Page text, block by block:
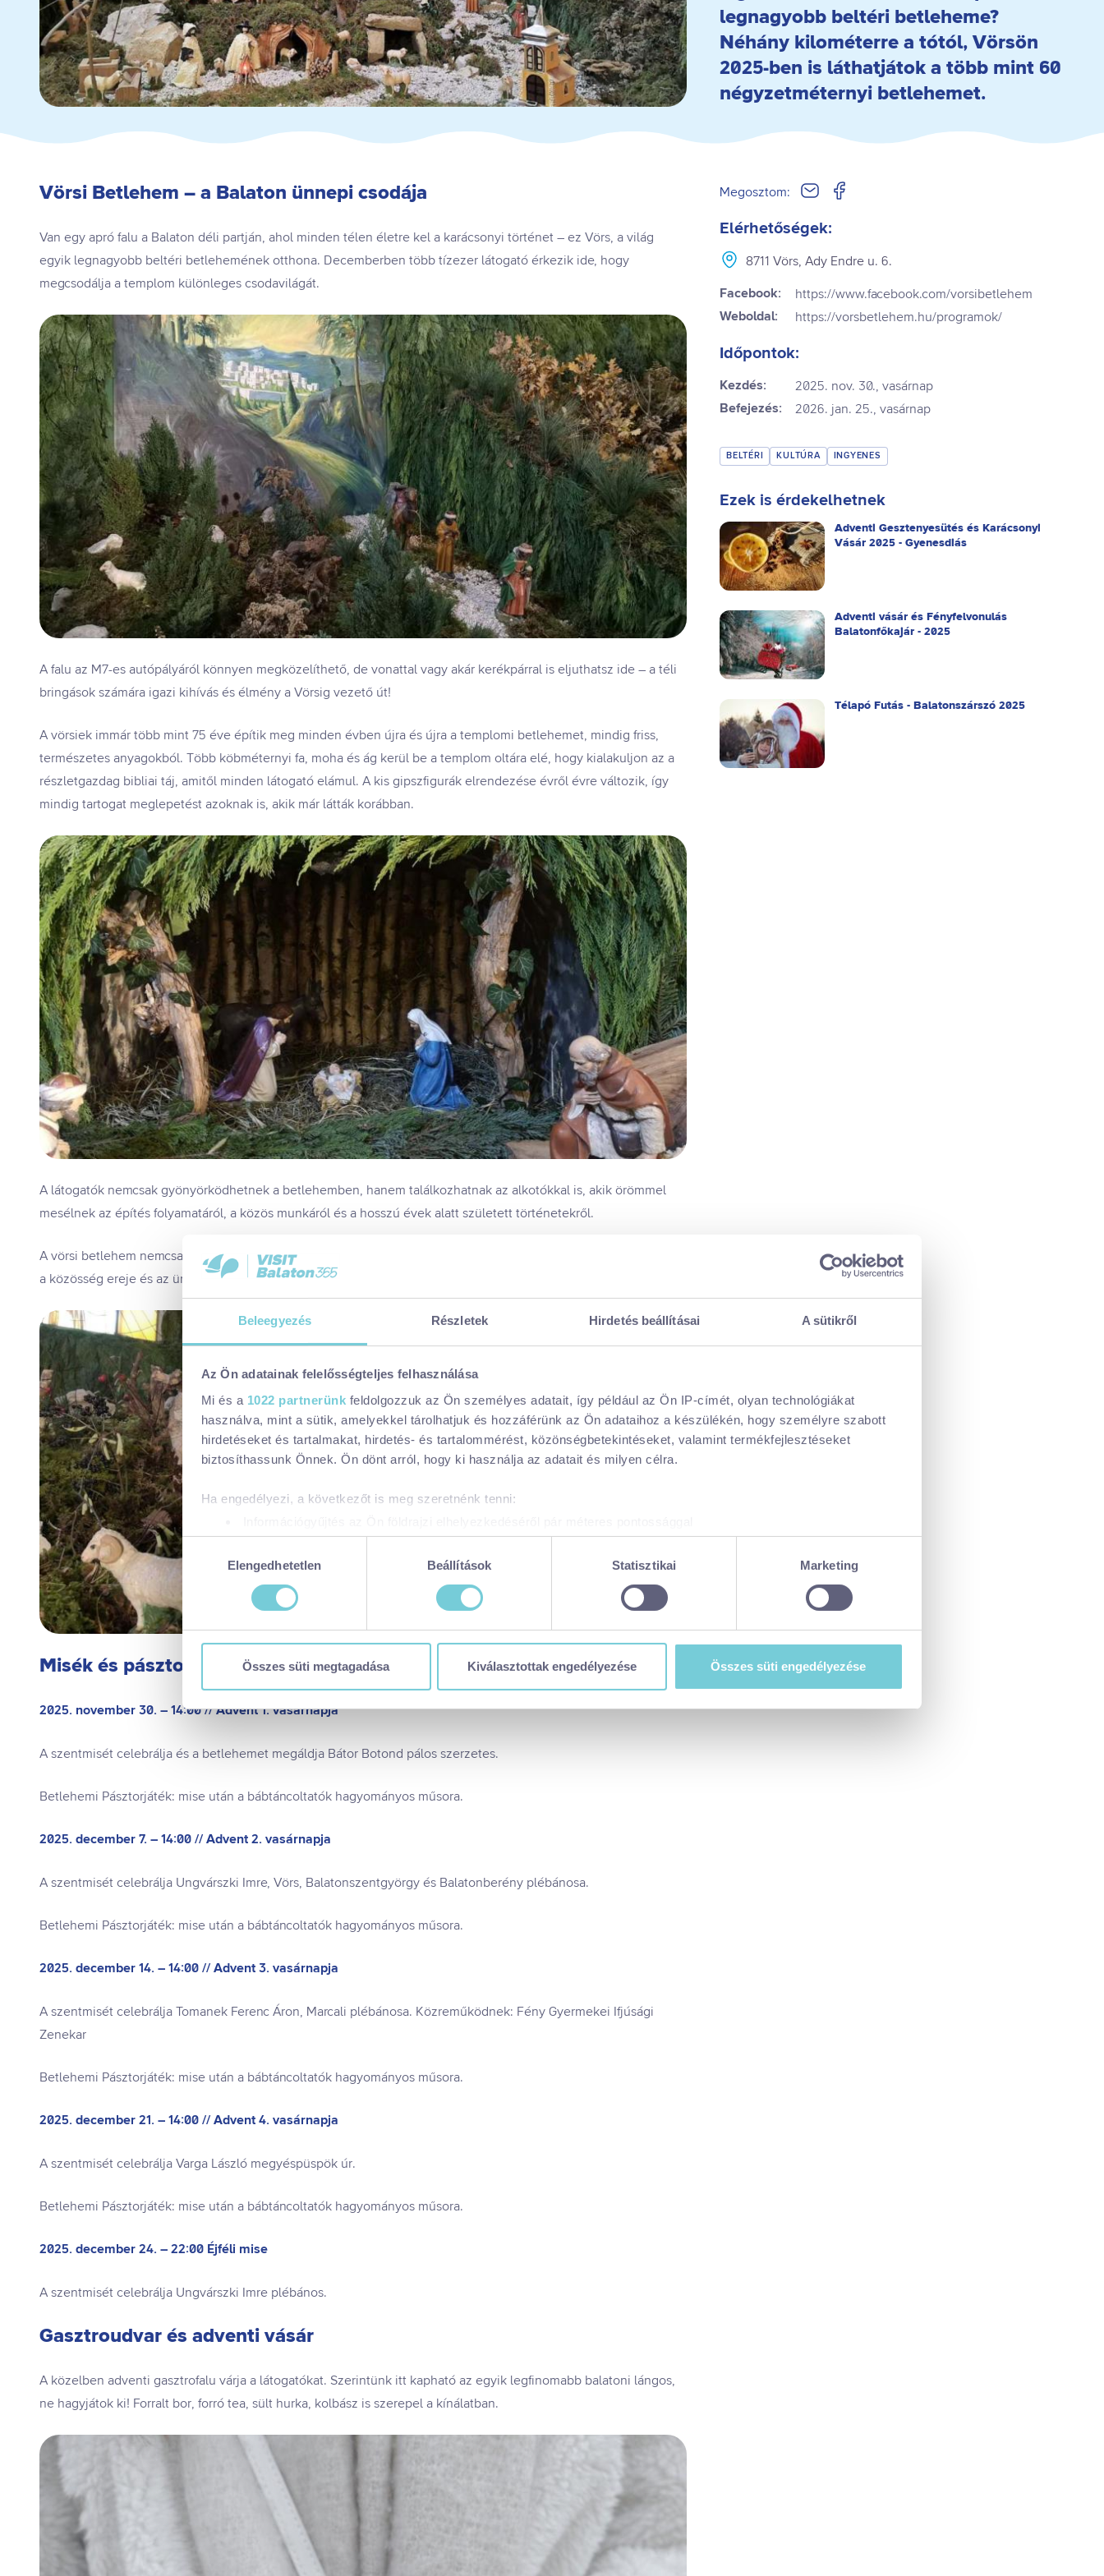
Beleegyezés Részletek Hirdetés beállításai A sütikről
Az Ön adatainak felelősségteljes felhasználása
Mi és a 1022 partnerünk feldolgozzuk az Ön személyes adatait, így például az Ön IP-címét, olyan technológiákat
használva, mint a sütik, amelyekkel tárolhatjuk és hozzáférünk az Ön adataihoz a készülékén, hogy személyre szabott
hirdetéseket és tartalmakat, hirdetés- és tartalommérést, közönségbetekintéseket, valamint termékfejlesztéseket
biztosíthassunk Önnek. Ön dönt arról, hogy ki használja az adatait és milyen célra.
Ha engedélyezi, a következőt is meg szeretnénk tenni:
Az Ön készülékén beazonosítása annak konkrét tulajdonságainak (ujjlenyomat) aktív ellenőrzésével
Tudjon meg többet személyes adatainak feldolgozási módjairól és adja meg preferenciáit a
Részletek pontban. Bármikor
módosíthatja vagy visszavonhatja a Sütinyilatkozathoz való hozzájárulását.
biztonságos böngészés mellett a legjobb felhasználói élményt nyújtsa. Ha bővebb információkat szeretne e sütik
használatáról és arról, hogyan módosíthatja a beállításokat, kattintson ide a részeletes süti
Kiválasztottak engedélyezése
Összes süti visszautasítása
visszavonása nem érinti a hozzájáruláson alapuló, a visszavonás előtti adatkezelés jogszerűségét.
kiválasztásaElengedhetetlen Beállítások Statisztikai Marketing
Összes süti megtagadása Kiválasztottak engedélyezése Összes süti engedélyezése
legnagyobb beltéri betleheme?
Néhány kilométerre a tótól, Vörsön
2025-ben is láthatjátok a több mint 60
négyzetméternyi betlehemet.
Vörsi Betlehem – a Balaton ünnepi csodája
Van egy apró falu a Balaton déli partján, ahol minden télen életre kel a karácsonyi történet – ez Vörs, a világ
egyik legnagyobb beltéri betlehemének otthona. Decemberben több tízezer látogató érkezik ide, hogy
megcsodálja a templom különleges csodavilágát.
A falu az M7-es autópályáról könnyen megközelíthető, de vonattal vagy akár kerékpárral is eljuthatsz ide – a téli
bringások számára igazi kihívás és élmény a Vörsig vezető út!
A vörsiek immár több mint 75 éve építik meg minden évben újra és újra a templomi betlehemet, mindig friss,
természetes anyagokból. Több köbméternyi fa, moha és ág kerül be a templom oltára elé, hogy kialakuljon az a
részletgazdag bibliai táj, amitől minden látogató elámul. A kis gipszfigurák elrendezése évről évre változik, így
mindig tartogat meglepetést azoknak is, akik már látták korábban.
A látogatók nemcsak gyönyörködhetnek a betlehemben, hanem találkozhatnak az alkotókkal is, akik örömmel
mesélnek az építés folyamatáról, a közös munkáról és a hosszú évek alatt született történetekről.
A vörsi betlehem nemcsak egy látványosság – hanem egy élő hagyomány, amelyben benne van a helyiek szíve,
a közösség ereje és az ünnep igazi lelke.
Misék és pásztorjátékok
2025. november 30. – 14:00 // Advent 1. vasárnapja
A szentmisét celebrálja és a betlehemet megáldja Bátor Botond pálos szerzetes.
Betlehemi Pásztorjáték: mise után a bábtáncoltatók hagyományos műsora.
2025. december 7. – 14:00 // Advent 2. vasárnapja
A szentmisét celebrálja Ungvárszki Imre, Vörs, Balatonszentgyörgy és Balatonberény plébánosa.
Betlehemi Pásztorjáték: mise után a bábtáncoltatók hagyományos műsora.
2025. december 14. – 14:00 // Advent 3. vasárnapja
A szentmisét celebrálja Tomanek Ferenc Áron, Marcali plébánosa. Közreműködnek: Fény Gyermekei Ifjúsági
Zenekar
Betlehemi Pásztorjáték: mise után a bábtáncoltatók hagyományos műsora.
2025. december 21. – 14:00 // Advent 4. vasárnapja
A szentmisét celebrálja Varga László megyéspüspök úr.
Betlehemi Pásztorjáték: mise után a bábtáncoltatók hagyományos műsora.
2025. december 24. – 22:00 Éjféli mise
A szentmisét celebrálja Ungvárszki Imre plébános.
Gasztroudvar és adventi vásár
A közelben adventi gasztrofalu várja a látogatókat. Szerintünk itt kapható az egyik legfinomabb balatoni lángos,
ne hagyjátok ki! Forralt bor, forró tea, sült hurka, kolbász is szerepel a kínálatban.
Megosztom:
Elérhetőségek:
8711 Vörs, Ady Endre u. 6.
Facebook: https://www.facebook.com/vorsibetlehem
Weboldal: https://vorsbetlehem.hu/programok/
Időpontok:
Kezdés: 2025. nov. 30., vasárnap
Befejezés: 2026. jan. 25., vasárnap
BELTÉRI KULTÚRA INGYENES
Ezek is érdekelhetnek
Adventi Gesztenyesütés és Karácsonyi
Vásár 2025 - Gyenesdiás
Adventi vásár és Fényfelvonulás
Balatonfőkajár - 2025
Télapó Futás - Balatonszárszó 2025